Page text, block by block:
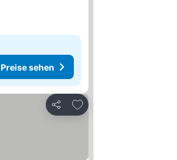
Preise sehen
Teilen
Zu Favoriten hinzufügen